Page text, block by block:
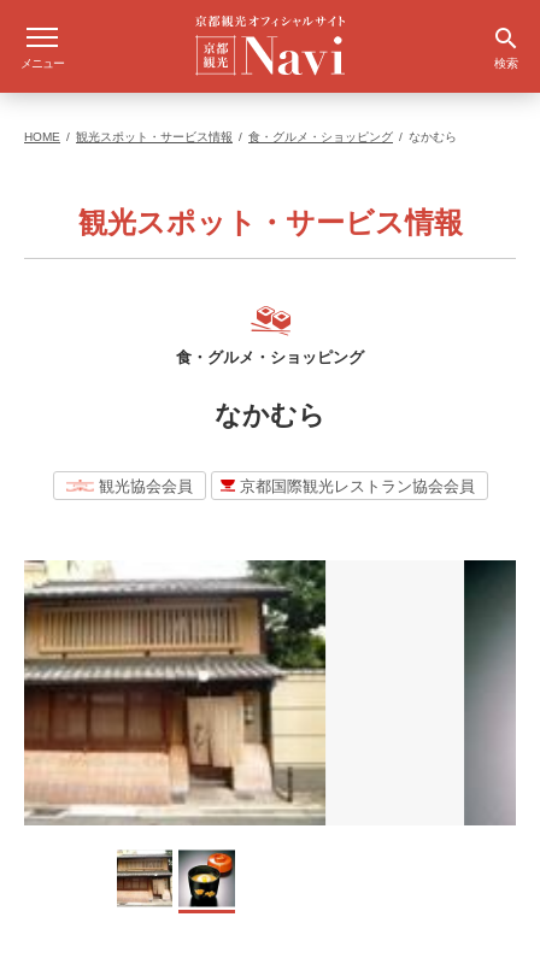
メニュー 検索
HOME 観光スポット・サービス情報 食・グルメ・ショッピング なかむら
観光スポット・サービス情報
食・グルメ・ショッピング
なかむら
観光協会会員 京都国際観光レストラン協会会員